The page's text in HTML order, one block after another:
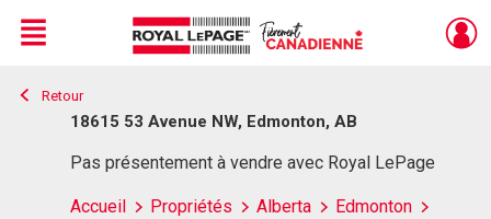
Live
En Direct
Menu
Retour
18615 53 Avenue NW, Edmonton, AB
Pas présentement à vendre avec Royal LePage
Accueil Propriétés Alberta
Edmonton